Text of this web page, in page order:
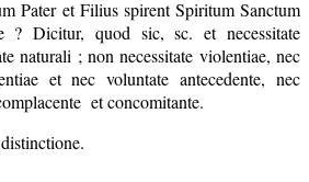
Pater et Filius spirent Spiritum Sanctum
? Dicitur, quod sic, sc. et necessitate
naturali ; non necessitate violentiae, nec
et nec voluntate antecedente, nec
et concomitante.